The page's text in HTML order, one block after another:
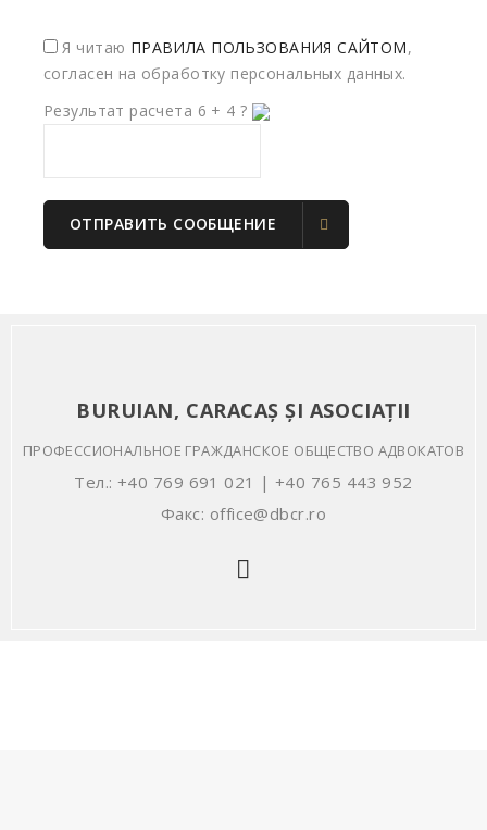
Я читаю ПРАВИЛА ПОЛЬЗОВАНИЯ САЙТОМ,
согласен на обработку персональных данных.
Результат расчета 6 + 4 ?
ОТПРАВИТЬ СООБЩЕНИЕ
BURUIAN, CARACAȘ ȘI ASOCIAȚII
ПРОФЕССИОНАЛЬНОЕ ГРАЖДАНСКОЕ ОБЩЕСТВО АДВОКАТОВ
Тел.: +40 769 691 021 | +40 765 443 952
Факс: office@dbcr.ro